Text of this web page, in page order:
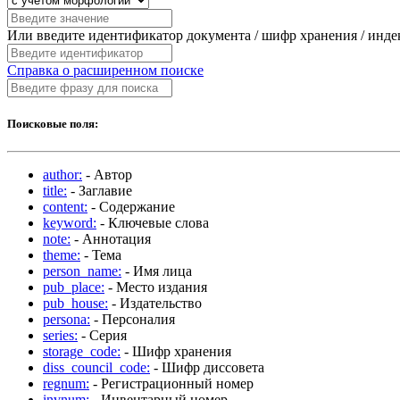
Или введите идентификатор документа / шифр хранения /
Справка о расширенном поиске
Поисковые поля:
author: - Автор
title: - Заглавие
content: - Содержание
keyword: - Ключевые слова
note: - Аннотация
theme: - Тема
person_name: - Имя лица
pub_place: - Место издания
pub_house: - Издательство
persona: - Персоналия
series: - Серия
storage_code: - Шифр хранения
diss_council_code: - Шифр диссовета
regnum: - Регистрационный номер